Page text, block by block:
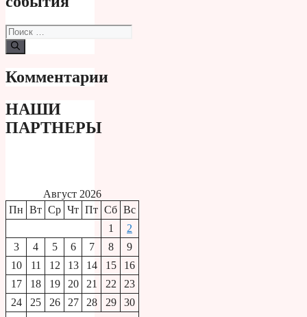
Поиск:
Комментарии
НАШИ
ПАРТНЕРЫ
Август 2026
Пн Вт Ср Чт Пт Сб Вс
1
2
3
4 5 6 7 8
9
10
11 12 13 14 15
16
17
18 19 20 21 22
23
24
25 26 27 28 29
30